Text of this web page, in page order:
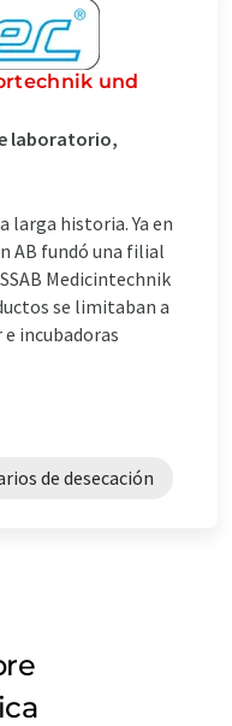
und
laboratorio,
larga historia. Ya en
AB fundó una filial
Medicintechnik
se limitaban a
incubadoras
de desecación